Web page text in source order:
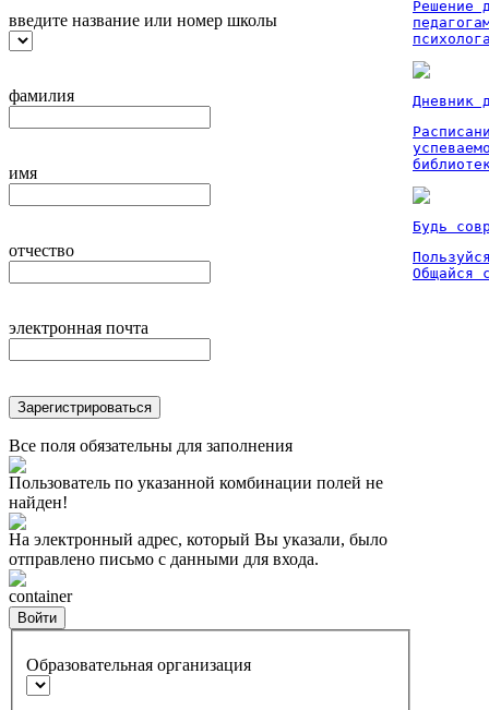
введите название или номер школы
фамилия
имя
отчество
электронная почта
Зарегистрироваться
Все поля обязательны для заполнения
Пользователь по указанной комбинации полей не
найден!
На электронный адрес, который Вы указали, было
отправлено письмо с данными для входа.
container
Войти
Образовательная организация
Решение
Дневник
Будь
Общайся